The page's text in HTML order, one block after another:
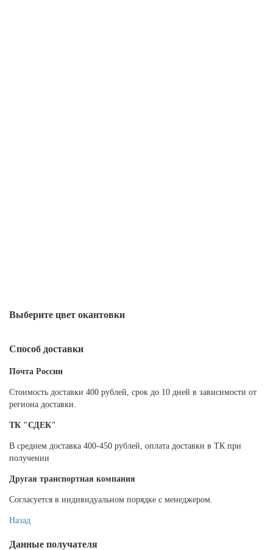
Выберите цвет окантовки
Способ доставки
Почта России
Cтоимость доставки 400 рублей, срок до 10 дней в зависимости от
региона доставки.
ТК "СДЕК"
В среднем доставка 400-450 рублей, оплата доставки в ТК при
получении
Другая транспортная компания
Согласуется в индивидуальном порядке с менеджером.
Назад
Данные получателя